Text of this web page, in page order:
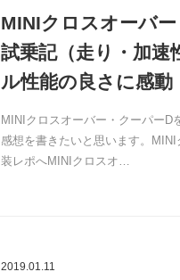
MINIクロスオーバ
試乗記（走り・加速
ル性能の良さに感動
MINIクロスオーバー・クーパーD
感想を書きたいと思います。
装レポへMINIクロスオ…
2019.01.11